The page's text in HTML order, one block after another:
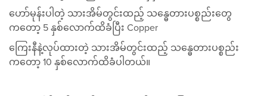
ဟော်မုန်းပါတဲ့ သားအိမ်တွင်းထည့် သန္ဓေတားပစ္စည်းတွေ
ကတော့ 5 နှစ်လောက်ထိခံပြီး Copper
ကြေးနီနဲ့လုပ်ထားတဲ့ သားအိမ်တွင်းထည့် သန္ဓေတားပစ္စည်း
ကတော့ 10 နှစ်လောက်ထိခံပါတယ်။